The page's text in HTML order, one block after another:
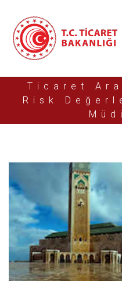
Ticaret
Risk